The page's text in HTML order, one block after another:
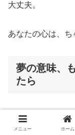
大丈夫。
あなたの心は、ち
夢の意味、
たら
夢占いを読んで
ど、まだモヤッ
メニュー ホーム